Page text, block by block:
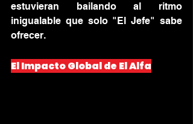
estuvieran bailando al ritmo
inigualable que solo "El Jefe" sabe
ofrecer.
El Impacto Global de El Alfa